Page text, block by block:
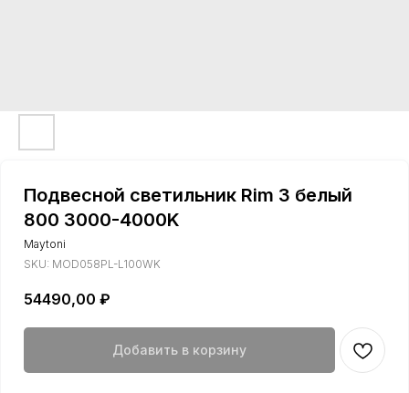
Подвесной светильник Rim 3 белый
800 3000-4000K
Maytoni
SKU: MOD058PL-L100WK
54490,00 ₽
Добавить в корзину